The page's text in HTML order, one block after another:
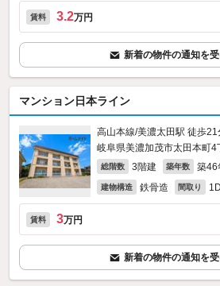
賃料 3.2万円
新着の物件の通知を
マンション日本ライン
高山本線/美濃太田駅 徒歩21
岐阜県美濃加茂市太田本町4
総階数 3階建 築年数 築46
建物構造 鉄骨造 間取り
賃料 3万円
新着の物件の通知を